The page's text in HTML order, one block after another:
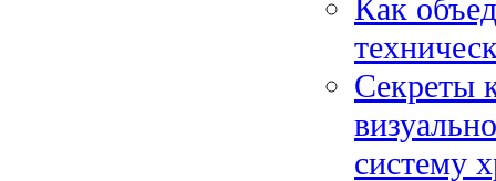
Как
Секреты
систему